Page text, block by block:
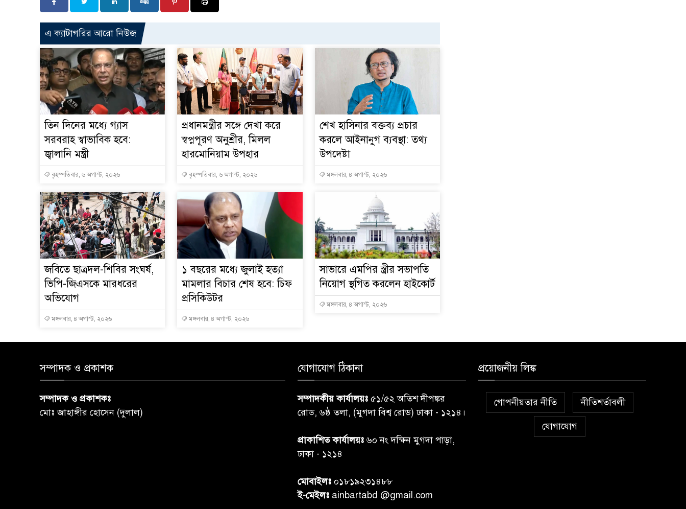
এ ক্যাটাগরির আরো নিউজ
তিন দিনের মধ্যে গ্যাস
সরবরাহ স্বাভাবিক হবে:
জ্বালানি মন্ত্রী
বৃহস্পতিবার, ৬ অগাস্ট, ২০২৬
প্রধানমন্ত্রীর সঙ্গে দেখা করে
স্বপ্নপূরণ অনুশ্রীর, মিলল
হারমোনিয়াম উপহার
বৃহস্পতিবার, ৬ অগাস্ট, ২০২৬
শেখ হাসিনার বক্তব্য প্রচার
করলে আইনানুগ ব্যবস্থা: তথ্য
উপদেষ্টা
মঙ্গলবার, ৪ অগাস্ট, ২০২৬
জবিতে ছাত্রদল-শিবির সংঘর্ষ,
ভিপি-জিএসকে মারধরের
অভিযোগ
মঙ্গলবার, ৪ অগাস্ট, ২০২৬
১ বছরের মধ্যে জুলাই হত্যা
মামলার বিচার শেষ হবে: চিফ
প্রসিকিউটর
মঙ্গলবার, ৪ অগাস্ট, ২০২৬
সাভারে এমপির স্ত্রীর সভাপতি
নিয়োগ স্থগিত করলেন হাইকোর্ট
মঙ্গলবার, ৪ অগাস্ট, ২০২৬
সম্পাদক ও প্রকাশক
সম্পাদক ও প্রকাশকঃ
মোঃ জাহাঙ্গীর হোসেন (দুলাল)
যোগাযোগ ঠিকানা
সম্পাদকীয় কার্যালয়ঃ ৫১/৫২ অতিশ দীপঙ্কর
রোড, ৬ষ্ঠ তলা, (মুগদা বিশ্ব রোড) ঢাকা - ১২১৪।
প্রাকাশিত কার্যালয়ঃ৬০ নং দক্ষিন মুগদা পাড়া,
ঢাকা - ১২১৪
মোবাইলঃ ০১৮১৯২৩১৪৮৮
ই-মেইলঃ ainbartabd @gmail.com
প্রয়োজনীয় লিঙ্ক
গোপনীয়তার নীতি নীতিশর্তাবলী
যোগাযোগ